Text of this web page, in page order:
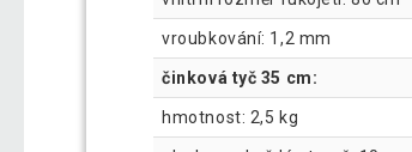
vroubkování: 1,2 mm
činková tyč 35 cm:
hmotnost: 2,5 kg